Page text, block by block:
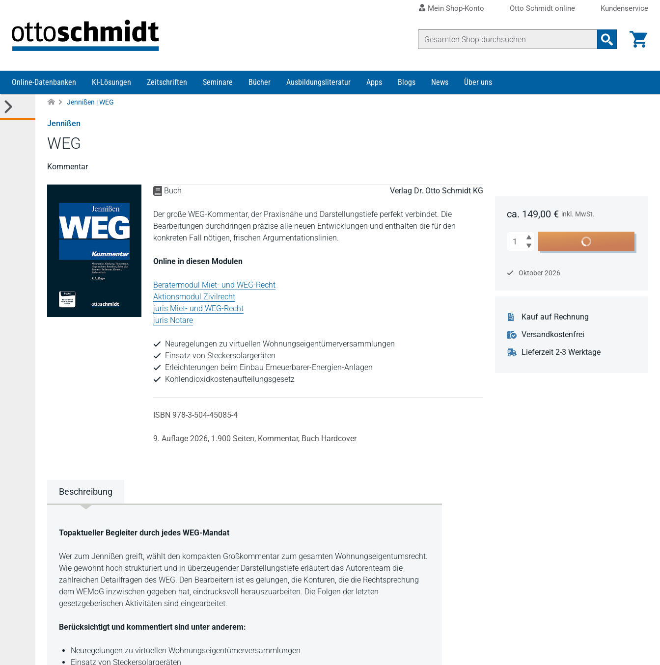
Mein Shop-Konto Otto Schmidt online Kundenservice
Online-Datenbanken KI-Lösungen Zeitschriften Seminare Bücher Ausbildungsliteratur Apps Blogs News Über uns
Jennißen | WEG
Jennißen
WEG
Kommentar
Buch Verlag Dr. Otto Schmidt KG
Der große WEG-Kommentar, der Praxisnähe und Darstellungstiefe perfekt verbindet. Die
Bearbeitungen durchdringen präzise alle neuen Entwicklungen und enthalten die für den
konkreten Fall nötigen, frischen Argumentationslinien.
Online in diesen Modulen
Beratermodul Miet- und WEG-Recht
Aktionsmodul Zivilrecht
juris Miet- und WEG-Recht
juris Notare
Neuregelungen zu virtuellen Wohnungseigentümerversammlungen
Einsatz von Steckersolargeräten
Erleichterungen beim Einbau Erneuerbarer-Energien-Anlagen
Kohlendioxidkostenaufteilungsgesetz
ISBN 978-3-504-45085-4
9. Auflage 2026, 1.900 Seiten, Kommentar, Buch Hardcover
ca. 149,00 € inkl. MwSt.
Anzahl In den Warenkorb
Oktober 2026
Kauf auf Rechnung
Versandkostenfrei
Lieferzeit 2-3 Werktage
Beschreibung
Beschreibung
Topaktueller Begleiter durch jedes WEG-Mandat
Wer zum Jennißen greift, wählt den kompakten Großkommentar zum gesamten Wohnungseigentumsrecht.
Wie gewohnt hoch strukturiert und in überzeugender Darstellungstiefe erläutert das Autorenteam die
zahlreichen Detailfragen des WEG. Den Bearbeitern ist es gelungen, die Konturen, die die Rechtsprechung
dem WEMoG inzwischen gegeben hat, eindrucksvoll herauszuarbeiten. Die Folgen der letzten
gesetzgeberischen Aktivitäten sind eingearbeitet.
Berücksichtigt und kommentiert sind unter anderem:
Neuregelungen zu virtuellen Wohnungseigentümerversammlungen
Einsatz von Steckersolargeräten